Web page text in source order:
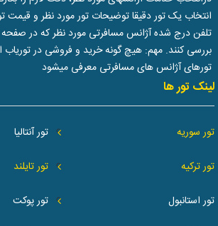
انتخاب یک تور دقیقا توضیحات تور مورد نظر و قیمت
تلفن درج شده آژانس مسافرتی مورد نظر که در صفحه
بررسی کنند. مهم: هیچ گونه خرید و فروشی در توریاب
تورهای آژانس های مسافرتی معرفی میشود
لینک تور ها
تور سوریه
تور ترکیه
تور استانبول
تور آنتالیا
تور تایلند
تور پوکت